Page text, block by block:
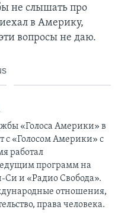
не слышать про
в Америку,
вопросы не даю.
«Голоса Америки» в
с «Голосом Америки» с
работал
программ на
Си и «Радио Свобода».
отношения,
права человека.